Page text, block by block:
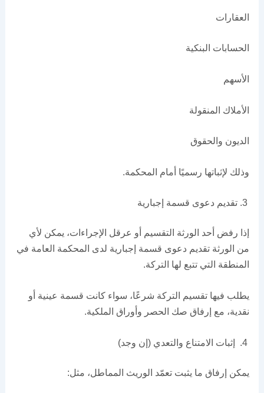
العقارات
الحسابات البنكية
الأسهم
الأملاك المنقولة
الديون والحقوق
وذلك لإثباتها رسميًا أمام المحكمة.
تقديم دعوى قسمة إجبارية
إذا رفض أحد الورثة التقسيم أو عرقل الإجراءات، يمكن لأي
من الورثة تقديم دعوى قسمة إجبارية لدى المحكمة العامة في
المنطقة التي تتبع لها التركة.
يطلب فيها تقسيم التركة شرعًا، سواء كانت قسمة عينية أو
نقدية، مع إرفاق صك الحصر وأوراق الملكية.
إثبات الامتناع والتعدي (إن وجد)
يمكن إرفاق ما يثبت تعمّد الوريث المماطل، مثل: